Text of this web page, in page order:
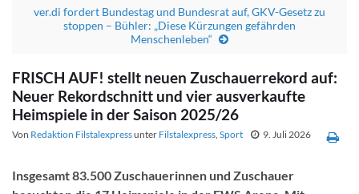
ver.di fordert Bundestag und Bundesrat auf, GKV-Gesetz zu
stoppen – Bühler: „Diese Kürzungen gefährden
Menschenleben“
FRISCH AUF! stellt neuen Zuschauerrekord auf:
Neuer Rekordschnitt und vier ausverkaufte
Heimspiele in der Saison 2025/26
Von Redaktion Filstalexpressunter Filstalexpress, Sport 9. Juli 2026
Insgesamt 83.500 Zuschauerinnen und Zuschauer